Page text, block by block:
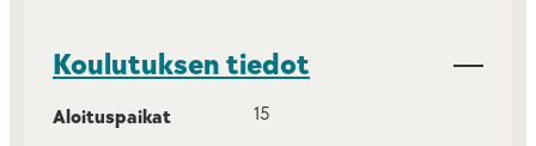
Koulutuksen tiedot
Aloituspaikat 15